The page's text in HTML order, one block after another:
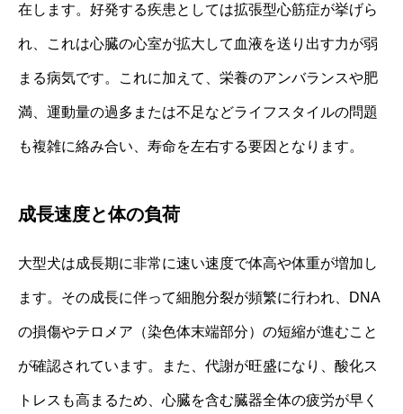
在します。好発する疾患としては拡張型心筋症が挙げら
れ、これは心臓の心室が拡大して血液を送り出す力が弱
まる病気です。これに加えて、栄養のアンバランスや肥
満、運動量の過多または不足などライフスタイルの問題
も複雑に絡み合い、寿命を左右する要因となります。
成長速度と体の負荷
大型犬は成長期に非常に速い速度で体高や体重が増加し
ます。その成長に伴って細胞分裂が頻繁に行われ、DNA
の損傷やテロメア（染色体末端部分）の短縮が進むこと
が確認されています。また、代謝が旺盛になり、酸化ス
トレスも高まるため、心臓を含む臓器全体の疲労が早く